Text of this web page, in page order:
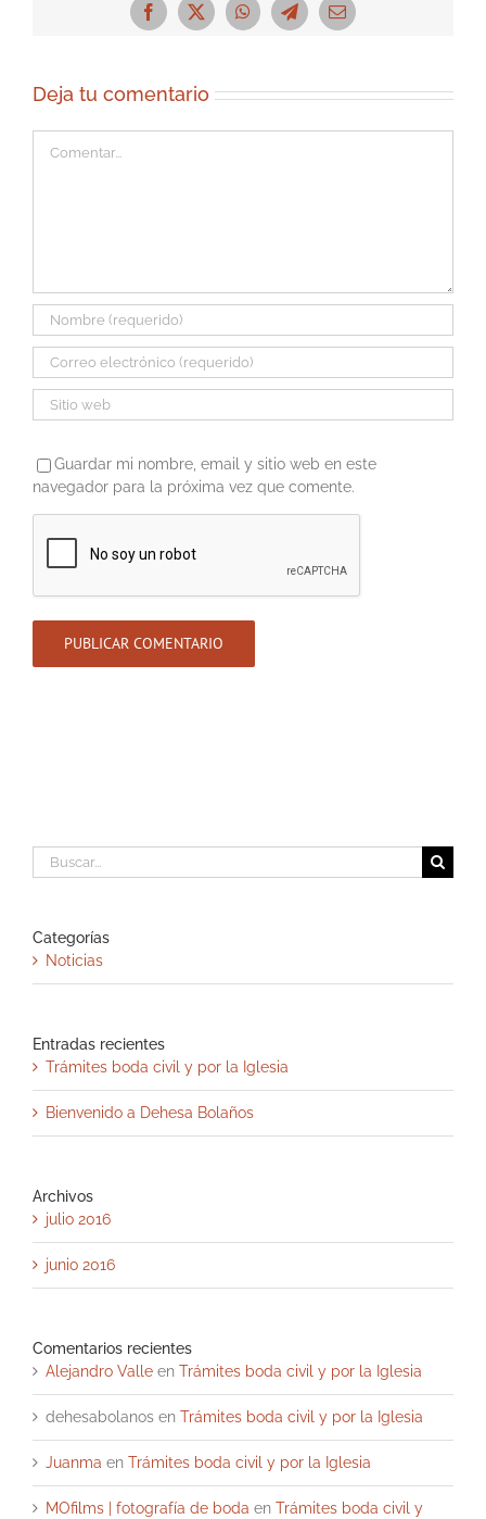
Facebook
X WhatsAppTelegramCorreo
Deja tu comentario
Guardar mi nombre, email y sitio web en este
navegador para la próxima vez que comente.
Buscar:
Categorías
Noticias
Entradas recientes
Trámites boda civil y por la Iglesia
Bienvenido a Dehesa Bolaños
Archivos
julio 2016
junio 2016
Comentarios recientes
Alejandro Valle en Trámites boda civil y por la Iglesia
dehesabolanos en Trámites boda civil y por la Iglesia
Juanma en Trámites boda civil y por la Iglesia
MOfilms | fotografía de boda en Trámites boda civil y